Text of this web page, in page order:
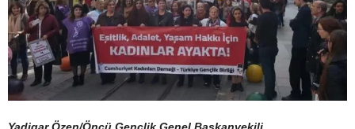
Yadigar Özen/Öncü Gençlik Genel Başkanvekili